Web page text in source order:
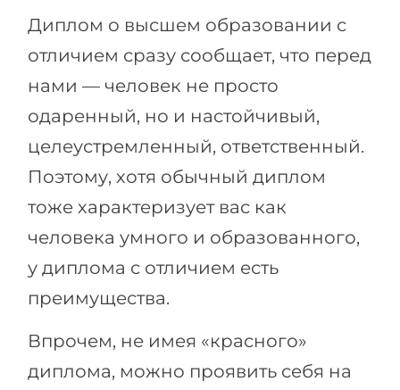
Диплом о высшем образовании с
отличием сразу сообщает, что перед
нами — человек не просто
одаренный, но и настойчивый,
целеустремленный, ответственный.
Поэтому, хотя обычный диплом
тоже характеризует вас как
человека умного и образованного,
у диплома с отличием есть
преимущества.
Впрочем, не имея «красного»
диплома, можно проявить себя на